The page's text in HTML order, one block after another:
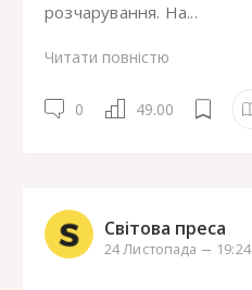
розчарування. На...
Читати повністю
0 49.00
Світова преса
24 Листопада 19:24